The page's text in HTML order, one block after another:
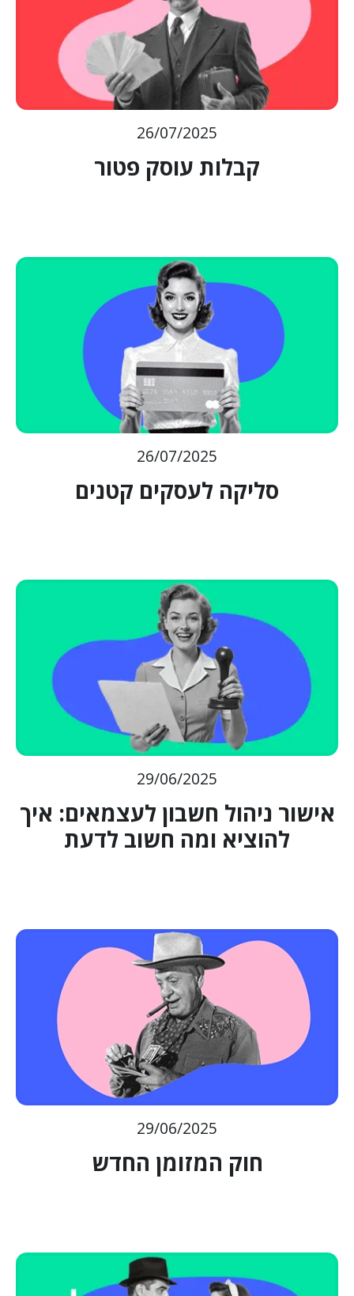
26/07/2025
קבלות עוסק פטור
26/07/2025
סליקה לעסקים קטנים
29/06/2025
אישור ניהול חשבון לעצמאים: איך
להוציא ומה חשוב לדעת
29/06/2025
חוק המזומן החדש